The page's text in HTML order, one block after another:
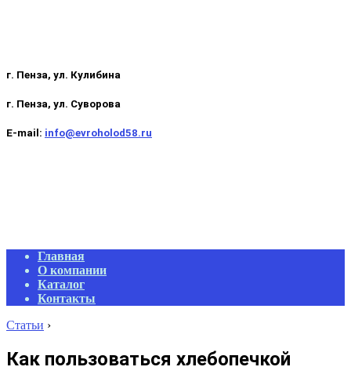
г. Пенза, ул. Кулибина
г. Пенза, ул. Суворова
E-mail: info@evroholod58.ru
Primary
Navigation
Menu
Главная
О компании
Каталог
Контакты
Статьи ›
Как пользоваться хлебопечкой